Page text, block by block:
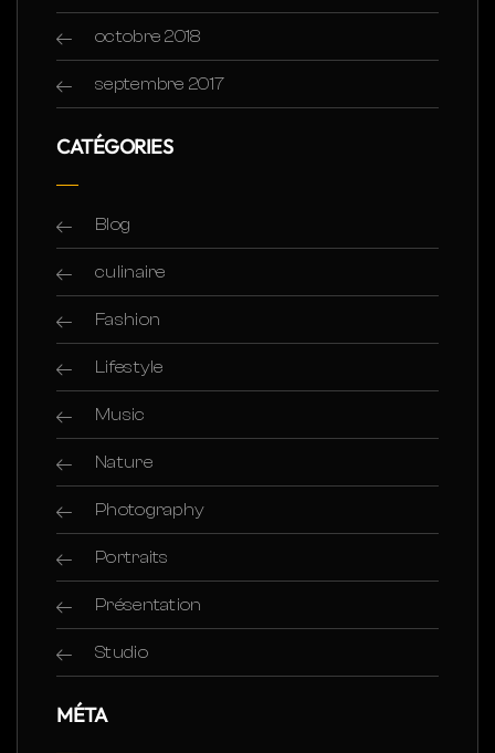
octobre 2018
septembre 2017
CATÉGORIES
Blog
culinaire
Fashion
Lifestyle
Music
Nature
Photography
Portraits
Présentation
Studio
MÉTA